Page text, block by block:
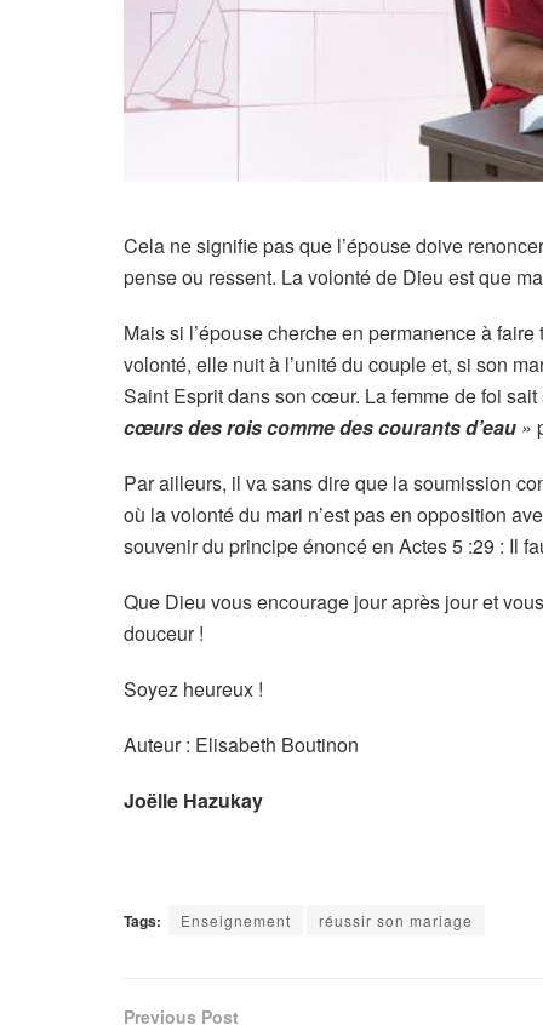
Cela ne signifie pas que l’épouse doive
pense ou ressent. La volonté de Dieu est que
Mais si l’épouse cherche en permanence à
volonté, elle nuit à l’unité du couple et, si son
Saint Esprit dans son cœur. La femme de foi sait
cœurs des rois comme des courants d’eau »
Par ailleurs, il va sans dire que la soumission
où la volonté du mari n’est pas en opposition
souvenir du principe énoncé en Actes 5 :29 : Il
Que Dieu vous encourage jour après jour et
douceur !
Soyez heureux !
Auteur : Elisabeth Boutinon
Joëlle Hazukay
Tags: Enseignement réussir son mariage
Previous Post